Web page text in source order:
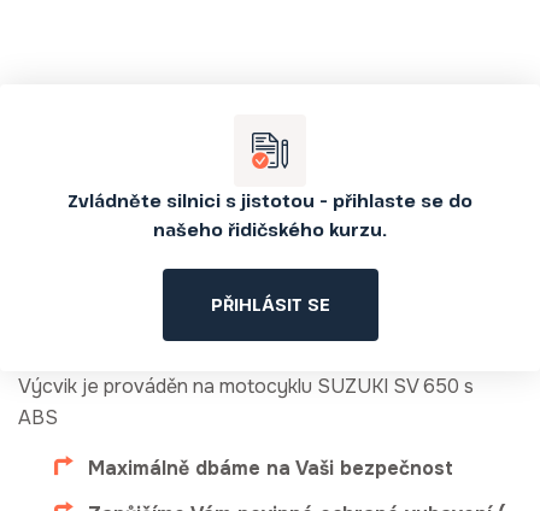
Výcvik je prováděn na motocyklu SUZUKI SV 650 s
ABS
Maximálně dbáme na Vaši bezpečnost
Zvládněte silnici s jistotou – přihlaste se do
našeho řidičského kurzu.
PŘIHLÁSIT SE